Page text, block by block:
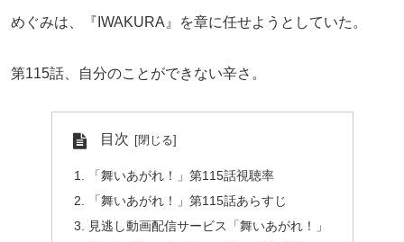
めぐみは、『IWAKURA』を章に任せようとしていた。
第115話、自分のことができない辛さ。
目次
「舞いあがれ！」第115話視聴率
「舞いあがれ！」第115話あらすじ
見逃し動画配信サービス「舞いあがれ！」